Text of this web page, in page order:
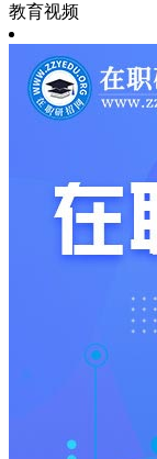
教育视频